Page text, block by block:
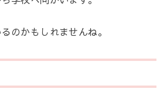
のかもしれませんね。